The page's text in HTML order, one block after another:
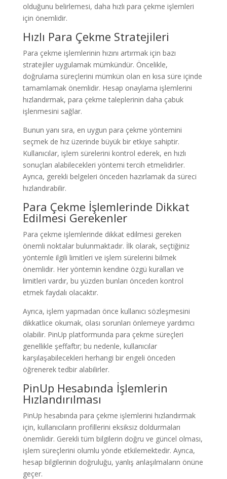
olduğunu belirlemesi, daha hızlı para çekme işlemleri
için önemlidir.
Hızlı Para Çekme Stratejileri
Para çekme işlemlerinin hızını artırmak için bazı
stratejiler uygulamak mümkündür. Öncelikle,
doğrulama süreçlerini mümkün olan en kısa süre içinde
tamamlamak önemlidir. Hesap onaylama işlemlerini
hızlandırmak, para çekme taleplerinin daha çabuk
işlenmesini sağlar.
Bunun yanı sıra, en uygun para çekme yöntemini
seçmek de hız üzerinde büyük bir etkiye sahiptir.
Kullanıcılar, işlem sürelerini kontrol ederek, en hızlı
sonuçları alabilecekleri yöntemi tercih etmelidirler.
Ayrıca, gerekli belgeleri önceden hazırlamak da süreci
hızlandırabilir.
Para Çekme İşlemlerinde Dikkat
Edilmesi Gerekenler
Para çekme işlemlerinde dikkat edilmesi gereken
önemli noktalar bulunmaktadır. İlk olarak, seçtiğiniz
yöntemle ilgili limitleri ve işlem sürelerini bilmek
önemlidir. Her yöntemin kendine özgü kuralları ve
limitleri vardır, bu yüzden bunları önceden kontrol
etmek faydalı olacaktır.
Ayrıca, işlem yapmadan önce kullanıcı sözleşmesini
dikkatlice okumak, olası sorunları önlemeye yardımcı
olabilir. PinUp platformunda para çekme süreçleri
genellikle şeffaftır; bu nedenle, kullanıcılar
karşılaşabilecekleri herhangi bir engeli önceden
öğrenerek tedbir alabilirler.
PinUp Hesabında İşlemlerin
Hızlandırılması
PinUp hesabında para çekme işlemlerini hızlandırmak
için, kullanıcıların profillerini eksiksiz doldurmaları
önemlidir. Gerekli tüm bilgilerin doğru ve güncel olması,
işlem süreçlerini olumlu yönde etkilemektedir. Ayrıca,
hesap bilgilerinin doğruluğu, yanlış anlaşılmaların önüne
geçer.